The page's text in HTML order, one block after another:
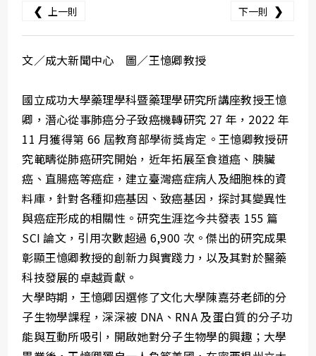
❮ 上一則 下一則 ❯
文／成大新聞中心 圖／王憶卿教授
國立成功大學藥理學科暨藥理學研究所講座教授王憶
卿，潛心從事肺癌分子致癌機轉研究 27 年，2022 年
11 月獲得第 66 屆教育部學術獎肯定。王憶卿教授研
究範疇從肺癌研究開始，近年拓展至食道癌、胰臟
癌、直腸癌等癌症，建立臺灣癌症病人及細胞株的資
料庫，針對各種抑癌基因、致癌基因，探討其變異性
與癌症形成的相關性。研究生涯迄今共發表 155 篇
SCI 論文，引用次數超過 6,900 次。傑出的研究成果
彰顯王憶卿教授的創新力與實踐力，以及其對於醫藥
科技發展的卓越貢獻。
大學時期，王憶卿因選修了文化大學陳嘉芬老師的分
子生物學課程，深深被 DNA、RNA 及蛋白質的分子功
能與互動所吸引，開啟她對分子生物學的興趣；大學